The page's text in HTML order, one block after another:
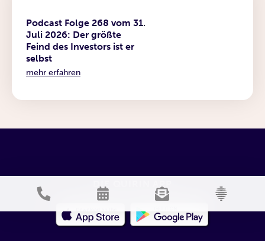
Podcast Folge 268 vom 31.
Juli 2026: Der größte
Feind des Investors ist er
selbst
mehr erfahren